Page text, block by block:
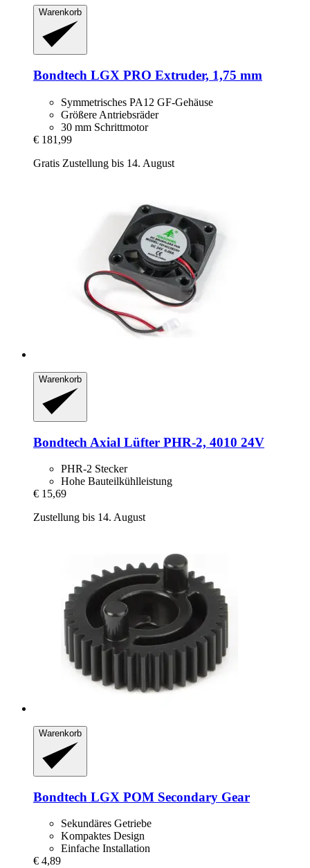
Warenkorb
Bondtech LGX PRO Extruder, 1,75 mm
Symmetrisches PA12 GF-Gehäuse
Größere Antriebsräder
30 mm Schrittmotor
€ 181,99
Gratis Zustellung bis 14. August
Warenkorb
Bondtech Axial Lüfter PHR-​2, 4010 24V
PHR-2 Stecker
Hohe Bauteilkühlleistung
€ 15,69
Zustellung bis 14. August
Warenkorb
Bondtech LGX POM Secondary Gear
Sekundäres Getriebe
Kompaktes Design
Einfache Installation
€ 4,89